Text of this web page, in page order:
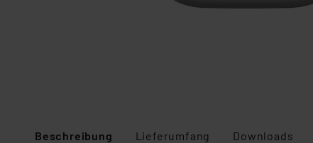
Beschreibung Lieferumfang Downloads